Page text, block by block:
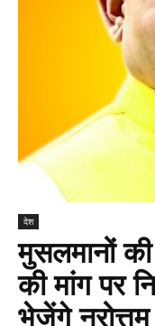
देश
मुसलमानों
की मांग पर
भेजेंगे नरोत्तम